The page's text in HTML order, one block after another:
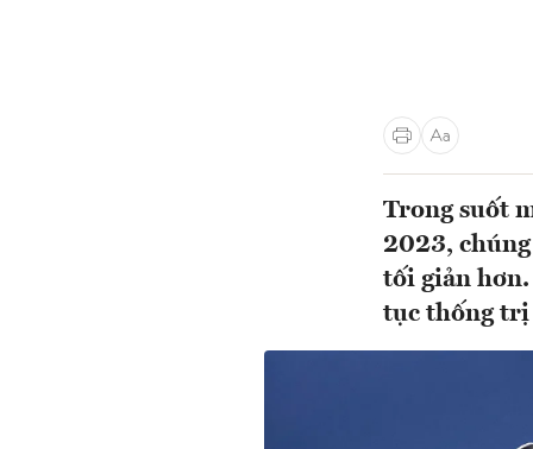
Trong suốt
2023,
tối giản hơn.
tục thống trị